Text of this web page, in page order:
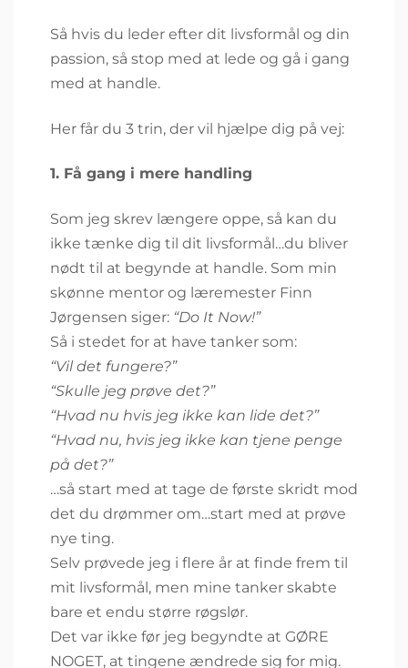
Så hvis du leder efter dit livsformål og din
passion, så stop med at lede og gå i gang
med at handle.
Her får du 3 trin, der vil hjælpe dig på vej:
1. Få gang i mere handling
Som jeg skrev længere oppe, så kan du
ikke tænke dig til dit livsformål…du bliver
nødt til at begynde at handle. Som min
skønne mentor og læremester Finn
Jørgensen siger: “Do It Now!”
Så i stedet for at have tanker som:
“Vil det fungere?”
“Skulle jeg prøve det?”
“Hvad nu hvis jeg ikke kan lide det?”
“Hvad nu, hvis jeg ikke kan tjene penge
på det?”
…så start med at tage de første skridt mod
det du drømmer om…start med at prøve
nye ting.
Selv prøvede jeg i flere år at finde frem til
mit livsformål, men mine tanker skabte
bare et endu større røgslør.
Det var ikke før jeg begyndte at GØRE
NOGET, at tingene ændrede sig for mig.